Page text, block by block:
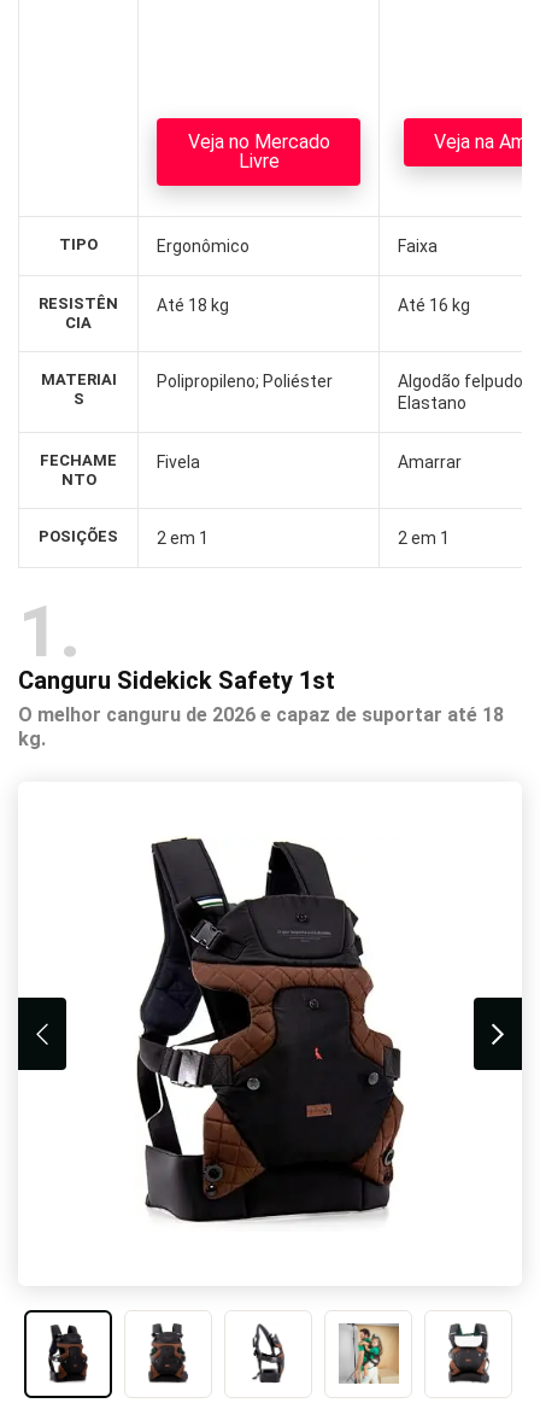
TIPO
RESISTÊN
CIA
MATERIAI
S
FECHAME
NTO
POSIÇÕES
Veja no Mercado
Livre
Ergonômico
Até 18 kg
Polipropileno; Poliéster
Fivela
2 em 1
Veja na
Faixa
Até 16 kg
Algodão felpudo
Elastano
Amarrar
2 em 1
1
Canguru Sidekick Safety 1st
O melhor canguru de 2026 e capaz de suportar até 18
kg.